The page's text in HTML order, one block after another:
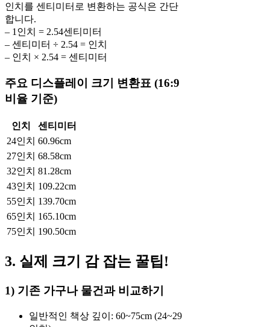
인치를 센티미터로 변환하는 공식은 간단
합니다.
– 1인치 = 2.54센티미터
– 센티미터 ÷ 2.54 = 인치
– 인치 × 2.54 = 센티미터
주요 디스플레이 크기 변환표 (16:9
비율 기준)
인치
센티미터
24인치 60.96cm
27인치 68.58cm
32인치 81.28cm
43인치
109.22cm
55인치
139.70cm
65인치
165.10cm
75인치
190.50cm
3. 실제 크기 감 잡는 꿀팁!
1) 기존 가구나 물건과 비교하기
일반적인 책상 깊이: 60~75cm (24~29